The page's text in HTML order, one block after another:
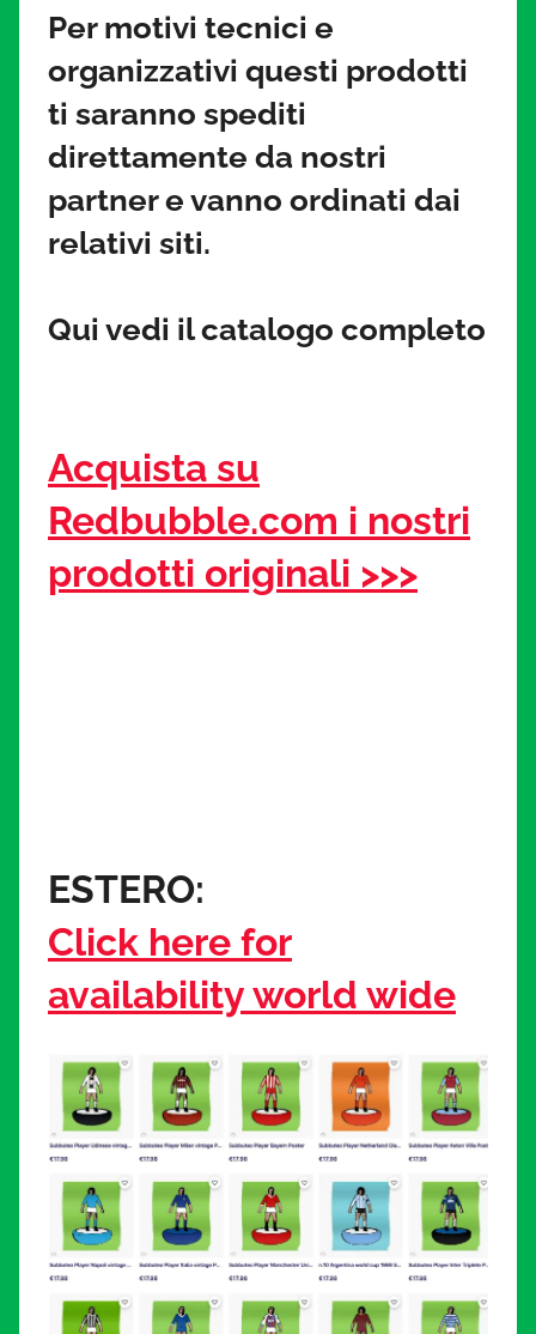
Per motivi tecnici e
organizzativi questi prodotti
ti saranno spediti
direttamente da nostri
partner e vanno ordinati dai
relativi siti.
Qui vedi il catalogo completo
Acquista su
Redbubble.com i nostri
prodotti originali >>>
ESTERO:
Click here for
availability world wide